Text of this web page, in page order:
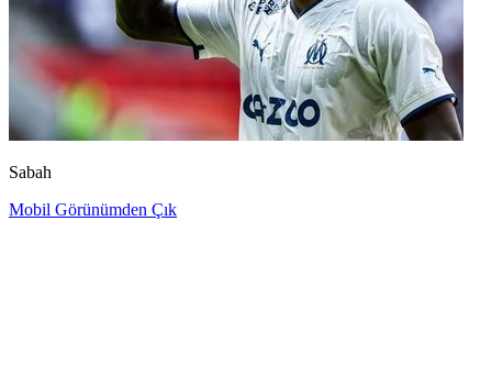
Sabah
Mobil Görünümden Çık